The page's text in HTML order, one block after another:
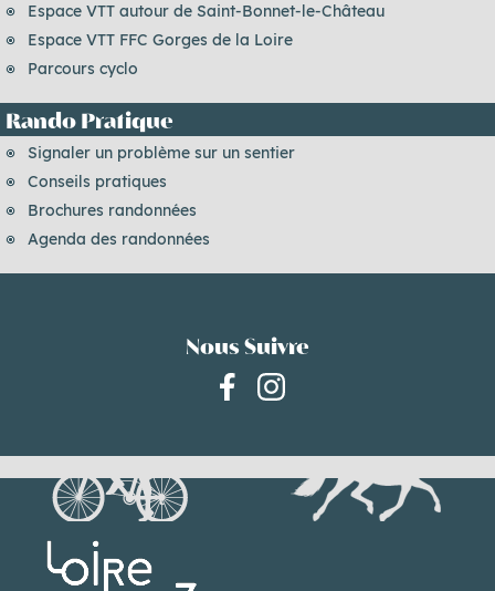
Espace VTT autour de Saint-Bonnet-le-Château
Espace VTT FFC Gorges de la Loire
Parcours cyclo
Rando Pratique
Signaler un problème sur un sentier
Conseils pratiques
Brochures randonnées
Agenda des randonnées
Nous Suivre